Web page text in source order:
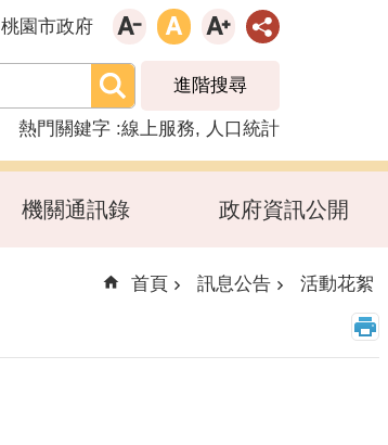
桃園市政府
進階搜尋
熱門關鍵字 線上服務 人口統計
機關通訊錄 政府資訊公開
首頁 訊息公告 活動花絮